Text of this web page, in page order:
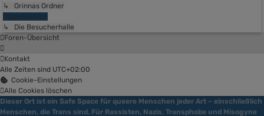
↳ Orinnas Ordner
Gästebereich
↳ Die Besucherhalle
Foren-Übersicht
Kontakt
Alle Zeiten sind UTC+02:00
Cookie-Einstellungen
Alle Cookies löschen
Dieser Ort ist ein Safe Space für queere Menschen jeder Art – einschließlich
Menschen, die Trans sind. Für Rassisten, Nazis, Transphobe und Misogyne